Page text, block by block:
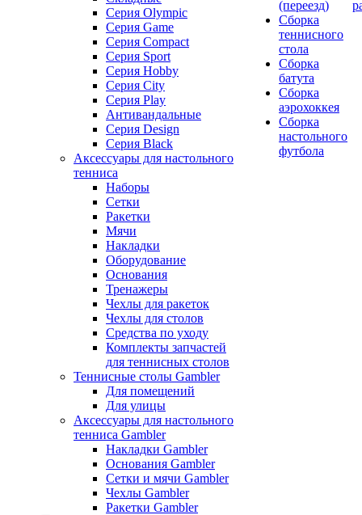
Серия Olympic
Серия Game
Серия Compact
Серия Sport
Серия Hobby
Серия City
Серия Play
Антивандальные
Серия Design
Серия Black
Аксессуары для настольного
тенниса
Наборы
Сетки
Ракетки
Мячи
Накладки
Оборудование
Основания
Тренажеры
Чехлы для ракеток
Чехлы для столов
Средства по уходу
Комплекты запчастей
для теннисных столов
Теннисные столы Gambler
Для помещений
Для улицы
Аксессуары для настольного
тенниса Gambler
Накладки Gambler
Основания Gambler
Сетки и мячи Gambler
Чехлы Gambler
Ракетки Gambler
(переезд)
Сборка
теннисного
стола
Сборка
батута
Сборка
аэрохоккея
Сборка
настольного
футбола